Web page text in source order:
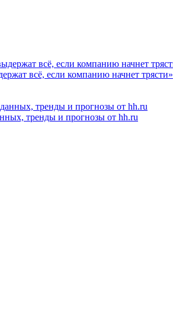
всё, если компанию начнет трясти»
тренды и прогнозы от hh.ru